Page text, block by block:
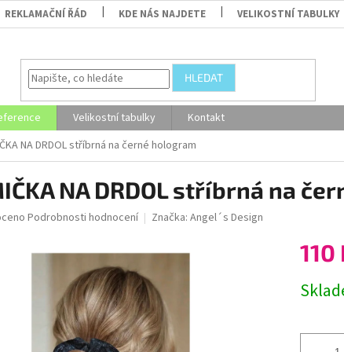
REKLAMAČNÍ ŘÁD KDE NÁS NAJDETE VELIKOSTNÍ TABULKY
HLEDAT
Velikostní tabulky
Kontakt
NA DRDOL stříbrná na černé hologram
NA DRDOL stříbrná na
Podrobnosti hodnocení Značka: Angel´s Design
110
cena: